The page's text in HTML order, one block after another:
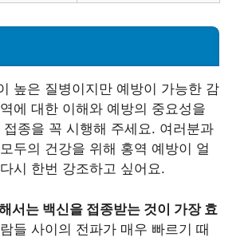
높은 질병이지만 예방이 가능한 감
에 대한 이해와 예방의 중요성을
접종을 꼭 시행해 주세요. 여러분과
두의 건강을 위해 홍역 예방이 얼
시 한번 강조하고 싶어요.
서는 백신을 접종받는 것이 가장 효
들 사이의 전파가 매우 빠르기 때